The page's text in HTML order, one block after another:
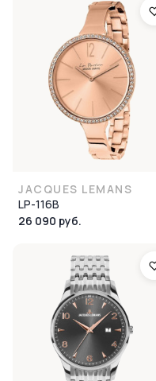
JACQUES LEMANS
LP-116B
26 090 руб.